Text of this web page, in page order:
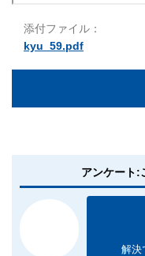
添付ファイル：
kyu_59.pdf
アンケート:
解決